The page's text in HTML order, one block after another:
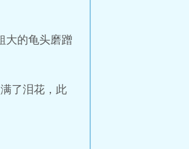
大的龟头磨蹭
了泪花，此